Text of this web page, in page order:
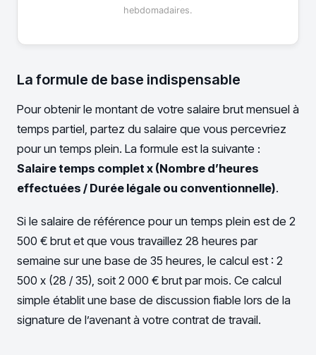
hebdomadaires.
La formule de base indispensable
Pour obtenir le montant de votre salaire brut mensuel à
temps partiel, partez du salaire que vous percevriez
pour un temps plein. La formule est la suivante :
Salaire temps complet x (Nombre d’heures
effectuées / Durée légale ou conventionnelle).
Si le salaire de référence pour un temps plein est de 2
500 € brut et que vous travaillez 28 heures par
semaine sur une base de 35 heures, le calcul est : 2
500 x (28 / 35), soit 2 000 € brut par mois. Ce calcul
simple établit une base de discussion fiable lors de la
signature de l’avenant à votre contrat de travail.